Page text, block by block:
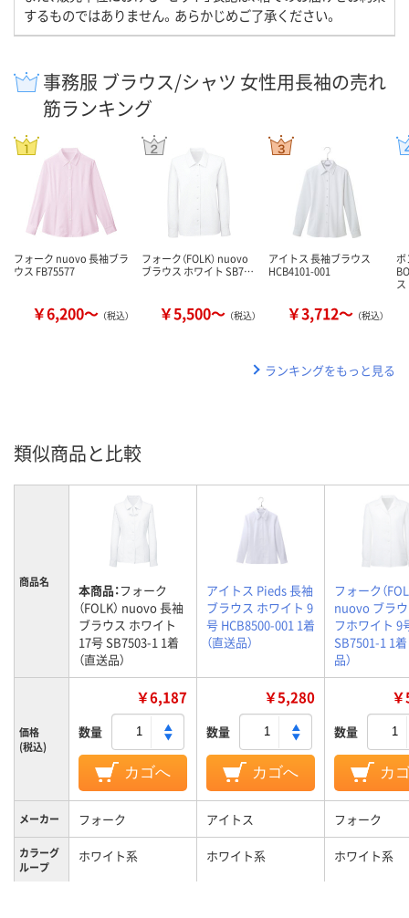
するものではありません。あらかじめご了承ください。
事務服 ブラウス/シャツ 女性用長袖の売れ
筋ランキング
フォーク nuovo 長袖ブラ
ウス FB75577
￥6,200～ （税込）
フォーク（FOLK） nuovo
ブラウス ホワイト SB7…
￥5,500～ （税込）
アイトス 長袖ブラウス
HCB4101-001
￥3,712～ （税込）
ボ
ランキングをもっと見る
類似商品と比較
商品名 本商品：フォーク
（FOLK） nuovo 長袖
ブラウス ホワイト
17号 SB7503-1 1着
（直送品）
アイトス Pieds 長袖
ブラウス ホワイト 9
号 HCB8500-001 1着
（直送品）
フォーク（
nuovo ブラ
フホワイト 9
SB7501-1 1着
品）
価格
(税込)
￥6,187
数量
カゴへ
￥5,280
数量
カゴへ
数量
カ
メーカー フォーク アイトス フォーク
カラーグ
ループ
ホワイト系 ホワイト系 ホワイト系